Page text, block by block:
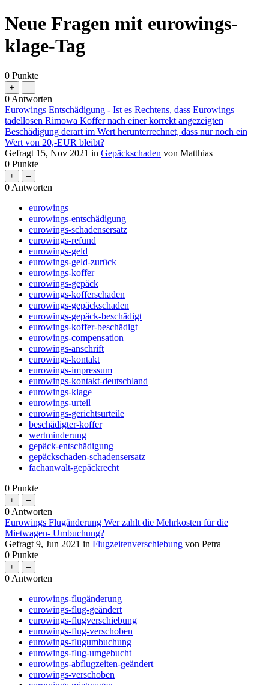
Neue Fragen mit eurowings-
klage-Tag
0 Punkte
0 Antworten
Eurowings Entschädigung - Ist es Rechtens, dass Eurowings
tadellosen Rimowa Koffer nach einer korrekt angezeigten
Beschädigung derart im Wert herunterrechnet, dass nur noch ein
Wert von 20,-EUR bleibt?
Gefragt 15, Nov 2021 in Gepäckschaden von Matthias
0 Punkte
0 Antworten
eurowings
eurowings-entschädigung
eurowings-schadensersatz
eurowings-refund
eurowings-geld
eurowings-geld-zurück
eurowings-koffer
eurowings-gepäck
eurowings-kofferschaden
eurowings-gepäckschaden
eurowings-gepäck-beschädigt
eurowings-koffer-beschädigt
eurowings-compensation
eurowings-anschrift
eurowings-kontakt
eurowings-impressum
eurowings-kontakt-deutschland
eurowings-klage
eurowings-urteil
eurowings-gerichtsurteile
beschädigter-koffer
wertminderung
gepäck-entschädigung
gepäckschaden-schadensersatz
fachanwalt-gepäckrecht
0 Punkte
0 Antworten
Eurowings Flugänderung Wer zahlt die Mehrkosten für die
Mietwagen- Umbuchung?
Gefragt 9, Jun 2021 in Flugzeitenverschiebung von Petra
0 Punkte
0 Antworten
eurowings-flugänderung
eurowings-flug-geändert
eurowings-flugverschiebung
eurowings-flug-verschoben
eurowings-flugumbuchung
eurowings-flug-umgebucht
eurowings-abflugzeiten-geändert
eurowings-verschoben